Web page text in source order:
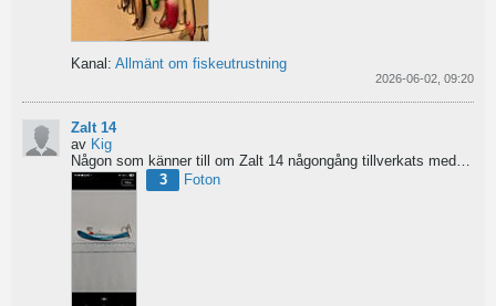
Kanal: Allmänt om fiskeutrustning
2026-06-02, 09:20
Zalt 14
av Kig
Någon som känner till om Zalt 14 någongång tillverkats med fenor?
3
Foton